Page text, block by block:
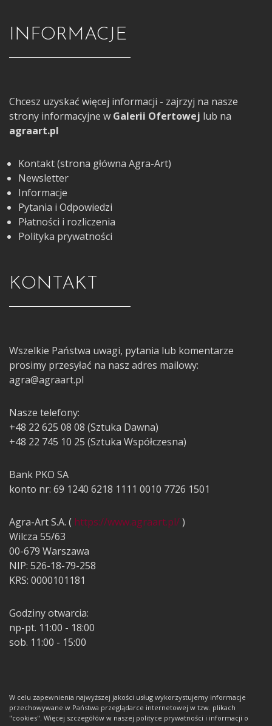
INFORMACJE
Chcesz uzyskać więcej informacji - zajrzyj na nasze
strony informacyjne w Galerii Ofertowej lub na
agraart.pl
Kontakt (strona główna Agra-Art)
Newsletter
Informacje
Pytania i Odpowiedzi
Płatności i rozliczenia
Polityka prywatności
KONTAKT
Wszelkie Państwa uwagi, pytania lub komentarze
prosimy przesyłać na nasz adres mailowy:
agra@agraart.pl
Nasze telefony:
+48 22 625 08 08 (Sztuka Dawna)
+48 22 745 10 25 (Sztuka Współczesna)
Bank PKO SA
konto nr: 69 1240 6218 1111 0010 7726 1501
Agra-Art S.A. ( https://www.agraart.pl/)
Wilcza 55/63
00-679 Warszawa
NIP: 526-18-79-258
KRS: 0000101181
Godziny otwarcia:
np-pt. 11:00 - 18:00
sob. 11:00 - 15:00
W celu zapewnienia najwyższej jakości usług wykorzystujemy informacje
przechowywane w Państwa przeglądarce internetowej w tzw. plikach
"cookies". Więcej szczegółów w naszej polityce prywatności i informacji o